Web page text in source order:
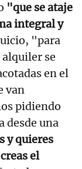
"que se ataje
integral y
"para
se
en el
van
pidiendo
desde una
y quieres
el